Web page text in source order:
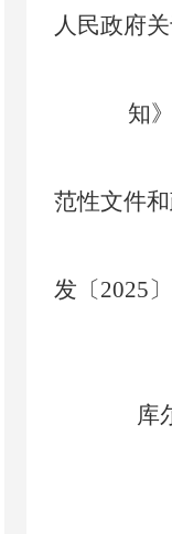
人民政府
知
范性文件
发〔 2025 〕
库